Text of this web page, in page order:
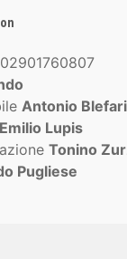
Antonio Blefari
Emilio Lupis
Tonino
Pugliese